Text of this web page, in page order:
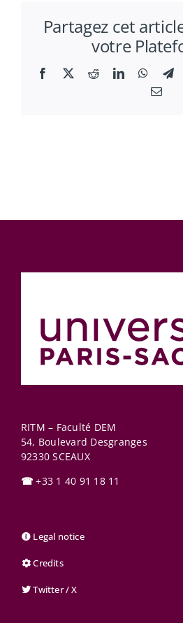
Partagez cet
votre
Facebook
X RedditLinkedIn
Email
RITM – Faculté DEM
54, Boulevard Desgranges
92330 SCEAUX
☎ +33 1 40 91 18 11
Legal notice
Credits
Twitter / X